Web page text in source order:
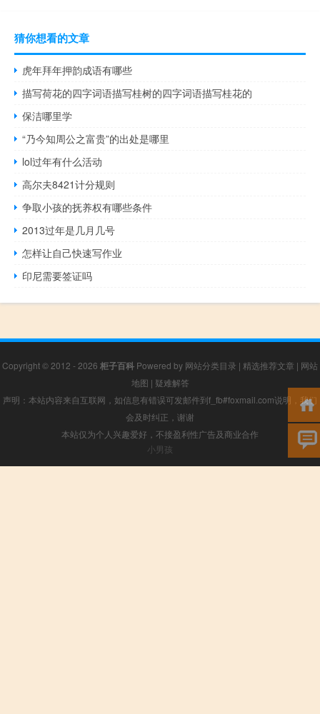
猜你想看的文章
虎年拜年押韵成语有哪些
描写荷花的四字词语描写桂树的四字词语描写桂花的
保洁哪里学
“乃今知周公之富贵”的出处是哪里
lol过年有什么活动
高尔夫8421计分规则
争取小孩的抚养权有哪些条件
2013过年是几月几号
怎样让自己快速写作业
印尼需要签证吗
Copyright © 2012 - 2026 柜子百科 Powered by 网站分类目录 | 精选推荐文章 | 网站
地图 | 疑难解答
声明：本站内容来自互联网，如信息有错误可发邮件到f_fb#foxmail.com说明，我们
会及时纠正，谢谢
本站仅为个人兴趣爱好，不接盈利性广告及商业合作
小男孩